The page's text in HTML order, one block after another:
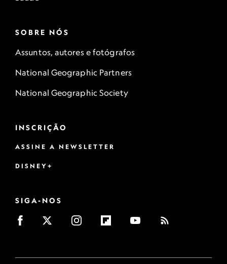
SOBRE NÓS
Assuntos, autores e fotógrafos
National Geographic Partners
National Geographic Society
INSCRIÇÃO
ASSINE A NEWSLETTER
DISNEY+
SIGA-NOS